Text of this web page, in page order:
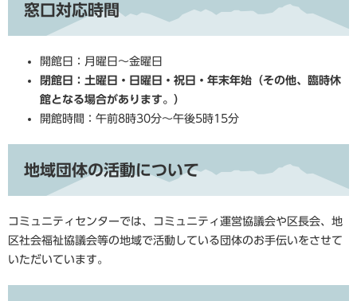
窓口対応時間
開館日：月曜日～金曜日
閉館日：土曜日・日曜日・祝日・年末年始（その他、臨時休
館となる場合があります。）
開館時間：午前8時30分～午後5時15分
地域団体の活動について
コミュニティセンターでは、コミュニティ運営協議会や区長会、地
区社会福祉協議会等の地域で活動している団体のお手伝いをさせて
いただいています。